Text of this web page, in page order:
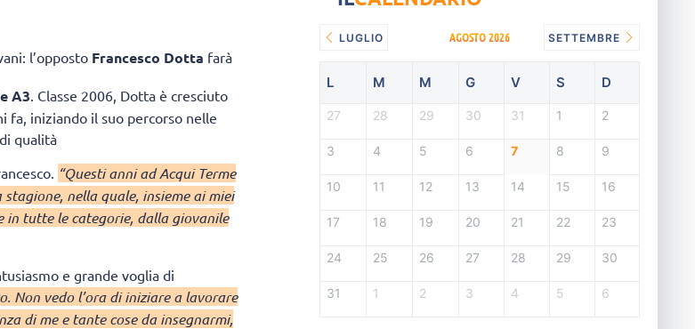
l’opposto Francesco Dotta farà
A3 . Classe 2006, Dotta è cresciuto
fa, iniziando il suo percorso nelle
qualità
“Questi anni ad Acqui Terme
nella quale, insieme ai miei
in tutte le categorie, dalla giovanile
e grande voglia di
Non vedo l’ora di iniziare a lavorare
di me e tante cose da insegnarmi,
LUGLIO AGOSTO 2026 SETTEMBRE
L M M G V S D
27 28 29 30 31 1 2
3 4 5 6 7 8 9
10 11 12 13 14 15 16
17 18 19 20 21 22 23
24 25 26 27 28 29 30
31 1 2 3 4 5 6